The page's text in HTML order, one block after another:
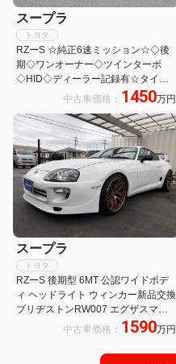
スープラ
トヨタ
RZーS ☆純正6速ミッション☆◇後
期◇ワンオーナー◇ツインターボ
◇HID◇ディーラー記録有☆タイミ
ングベルト交換済み☆
中古車価格： 1450万円
スープラ
トヨタ
RZーS 後期型 6MT 公認ワイドボデ
ィ ヘッドライト ウィンカー新品交換
ブリヂストンRW007 エグザスマフ
ラー アルミインタークーラー アラゴ
中古車価格： 1590万円